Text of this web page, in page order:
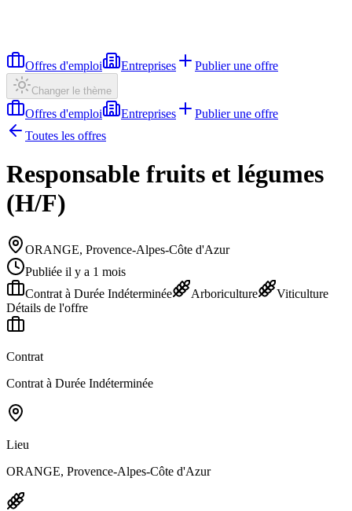
Offres d'emploi Entreprises Publier une offre
Changer le thème
Offres d'emploi Entreprises
Publier une offre
Toutes les offres
Responsable fruits et légumes
(H/F)
ORANGE, Provence-Alpes-Côte d'Azur
Publiée il y a 1 mois
Contrat à Durée Indéterminée
Arboriculture
Viticulture
Détails de l'offre
Contrat
Contrat à Durée Indéterminée
Lieu
ORANGE, Provence-Alpes-Côte d'Azur